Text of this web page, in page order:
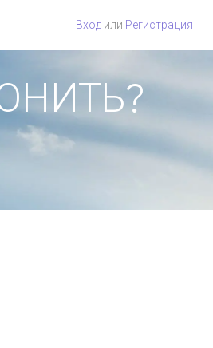
Вход или Регистрация